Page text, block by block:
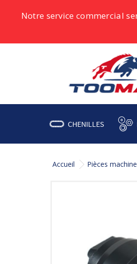
Notre service commercial
CHENILLES
Accueil Pièces